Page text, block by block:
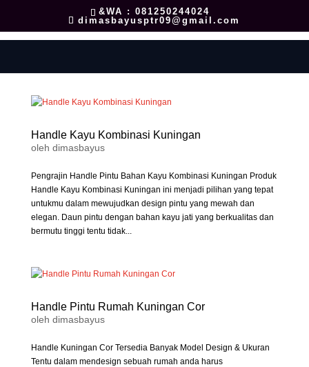
&WA : 081250244024
dimasbayusptr09@gmail.com
Handle Kayu Kombinasi Kuningan
oleh dimasbayus
Pengrajin Handle Pintu Bahan Kayu Kombinasi Kuningan Produk
Handle Kayu Kombinasi Kuningan ini menjadi pilihan yang tepat
untukmu dalam mewujudkan design pintu yang mewah dan
elegan. Daun pintu dengan bahan kayu jati yang berkualitas dan
bermutu tinggi tentu tidak...
Handle Pintu Rumah Kuningan Cor
oleh dimasbayus
Handle Kuningan Cor Tersedia Banyak Model Design & Ukuran
Tentu dalam mendesign sebuah rumah anda harus